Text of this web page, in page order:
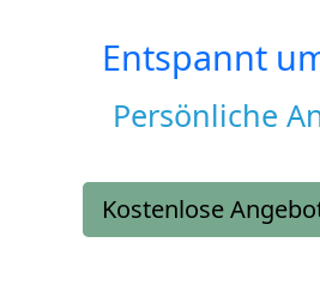
Entspannt
Persönliche
Kostenlose